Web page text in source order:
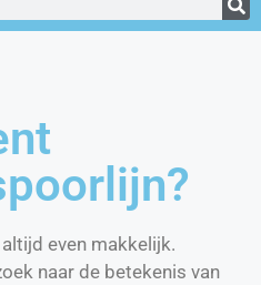
even makkelijk.
naar de betekenis van